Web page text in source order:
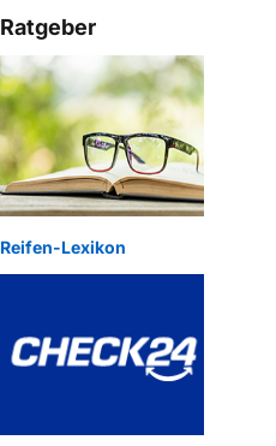
Ratgeber
Reifen-Lexikon